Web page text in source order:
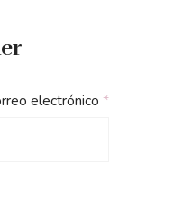
electrónico *